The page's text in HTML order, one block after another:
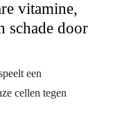
vitamine,
schade door
een
cellen tegen